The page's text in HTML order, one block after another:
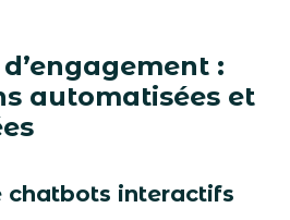
:
automatisées et
chatbots interactifs